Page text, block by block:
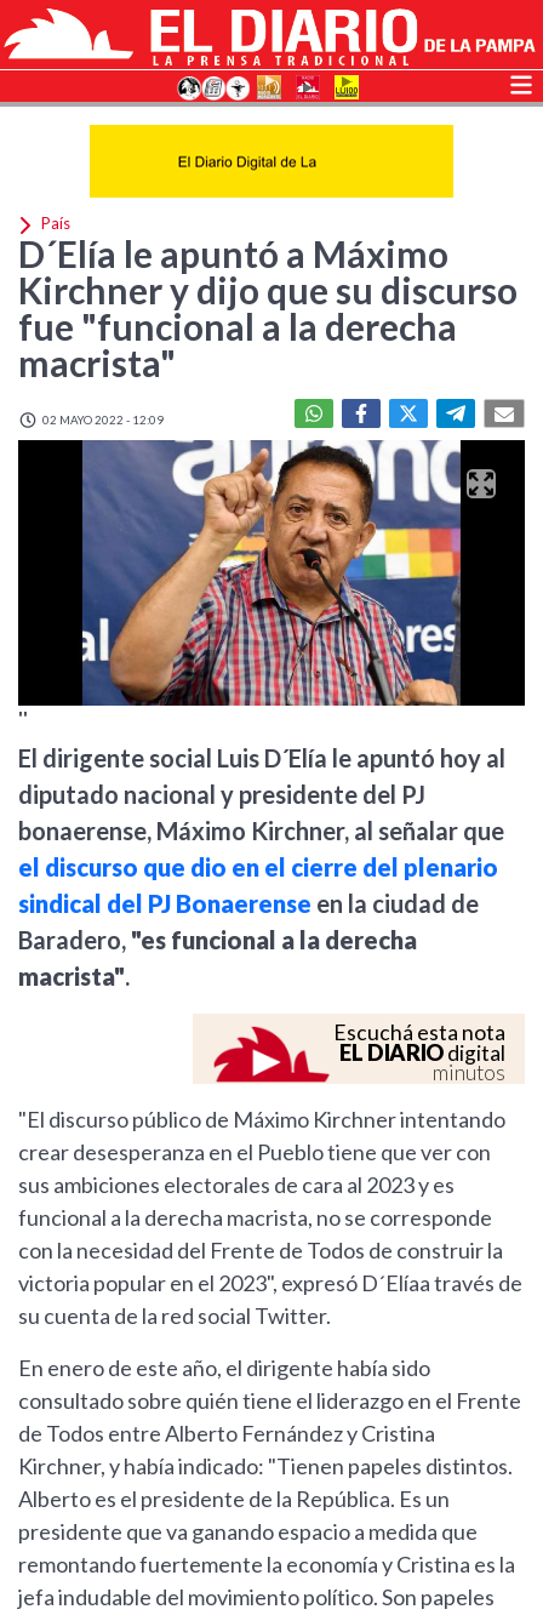
País
D´Elía le apuntó a Máximo
Kirchner y dijo que su discurso
fue "funcional a la derecha
macrista"
02 MAYO 2022 - 12:09
''
El dirigente social Luis D´Elía le apuntó hoy al
diputado nacional y presidente del PJ
bonaerense, Máximo Kirchner, al señalar que
el discurso que dio en el cierre del plenario
sindical del PJ Bonaerense en la ciudad de
Baradero, "es funcional a la derecha
macrista".
Escuchá esta nota
EL DIARIOdigital
minutos
"El discurso público de Máximo Kirchner intentando
crear desesperanza en el Pueblo tiene que ver con
sus ambiciones electorales de cara al 2023 y es
funcional a la derecha macrista, no se corresponde
con la necesidad del Frente de Todos de construir la
victoria popular en el 2023", expresó D´Elíaa través de
su cuenta de la red social Twitter.
En enero de este año, el dirigente había sido
consultado sobre quién tiene el liderazgo en el Frente
de Todos entre Alberto Fernández y Cristina
Kirchner, y había indicado: "Tienen papeles distintos.
Alberto es el presidente de la República. Es un
presidente que va ganando espacio a medida que
remontando fuertemente la economía y Cristina es la
jefa indudable del movimiento político. Son papeles